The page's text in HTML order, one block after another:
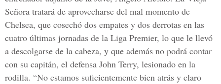
Señora tratará de aprovecharse del mal momento de
Chelsea, que cosechó dos empates y dos derrotas en las
cuatro últimas jornadas de la Liga Premier, lo que le llevó
a descolgarse de la cabeza, y que además no podrá contar
con su capitán, el defensa John Terry, lesionado en la
rodilla. “No estamos suficientemente bien atrás y claro